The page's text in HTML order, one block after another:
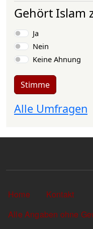
Gehört Islam
Ja
Nein
Keine Ahnung
Stimme
Alle Umfragen
Sekundärlinks
Home
Kontakt
Alle Angaben ohne